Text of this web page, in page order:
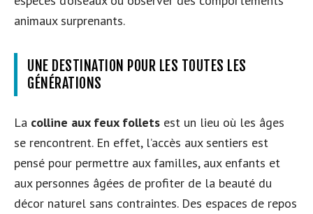
animaux surprenants.
UNE DESTINATION POUR LES TOUTES LES
GÉNÉRATIONS
La colline aux feux follets est un lieu où les âges
se rencontrent. En effet, l’accès aux sentiers est
pensé pour permettre aux familles, aux enfants et
aux personnes âgées de profiter de la beauté du
décor naturel sans contraintes. Des espaces de repos